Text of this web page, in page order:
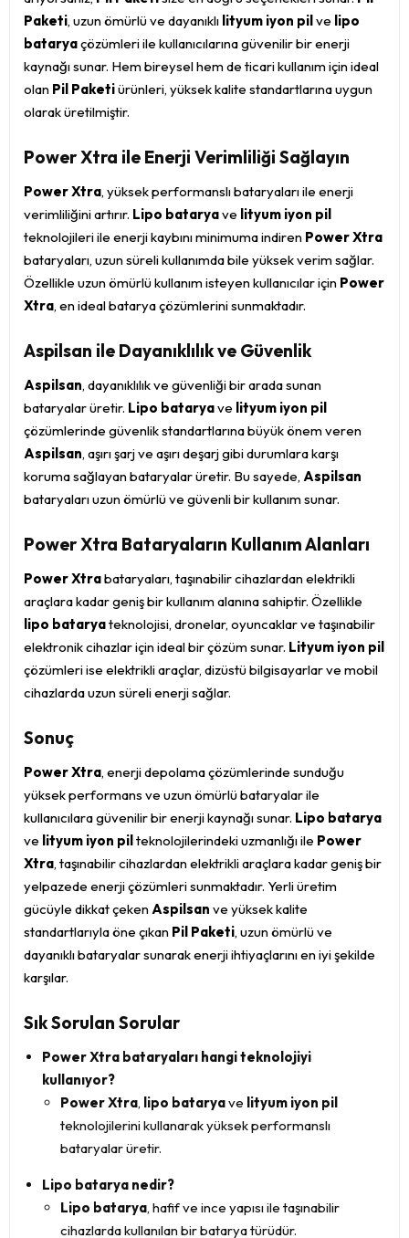
Paketi, uzun ömürlü ve dayanıklı lityum iyon pilve lipo
bataryaçözümleri ile kullanıcılarına güvenilir bir enerji
kaynağı sunar. Hem bireysel hem de ticari kullanım için ideal
olan Pil Paketiürünleri, yüksek kalite standartlarına uygun
olarak üretilmiştir.
Power Xtra ile Enerji Verimliliği Sağlayın
Power Xtra, yüksek performanslı bataryaları ile enerji
verimliliğini artırır. Lipo bataryave lityum iyon pil
teknolojileri ile enerji kaybını minimuma indiren Power Xtra
bataryaları, uzun süreli kullanımda bile yüksek verim sağlar.
Özellikle uzun ömürlü kullanım isteyen kullanıcılar için Power
Xtra, en ideal batarya çözümlerini sunmaktadır.
Aspilsan ile Dayanıklılık ve Güvenlik
Aspilsan, dayanıklılık ve güvenliği bir arada sunan
bataryalar üretir. Lipo bataryave lityum iyon pil
çözümlerinde güvenlik standartlarına büyük önem veren
Aspilsan, aşırı şarj ve aşırı deşarj gibi durumlara karşı
koruma sağlayan bataryalar üretir. Bu sayede, Aspilsan
bataryaları uzun ömürlü ve güvenli bir kullanım sunar.
Power Xtra Bataryaların Kullanım Alanları
Power Xtrabataryaları, taşınabilir cihazlardan elektrikli
araçlara kadar geniş bir kullanım alanına sahiptir. Özellikle
lipo bataryateknolojisi, dronelar, oyuncaklar ve taşınabilir
elektronik cihazlar için ideal bir çözüm sunar. Lityum iyon pil
çözümleri ise elektrikli araçlar, dizüstü bilgisayarlar ve mobil
cihazlarda uzun süreli enerji sağlar.
Sonuç
Power Xtra, enerji depolama çözümlerinde sunduğu
yüksek performans ve uzun ömürlü bataryalar ile
kullanıcılara güvenilir bir enerji kaynağı sunar. Lipo batarya
ve lityum iyon pilteknolojilerindeki uzmanlığı ile Power
Xtra, taşınabilir cihazlardan elektrikli araçlara kadar geniş bir
yelpazede enerji çözümleri sunmaktadır. Yerli üretim
gücüyle dikkat çekenAspilsan ve yüksek kalite
standartlarıyla öne çıkan Pil Paketi, uzun ömürlü ve
dayanıklı bataryalar sunarak enerji ihtiyaçlarını en iyi şekilde
karşılar.
Sık Sorulan Sorular
Power Xtra bataryaları hangi teknolojiyi
kullanıyor?
Power Xtra, lipo bataryave lityum iyon pil
teknolojilerini kullanarak yüksek performanslı
bataryalar üretir.
Lipo batarya nedir?
Lipo batarya, hafif ve ince yapısı ile taşınabilir
cihazlarda kullanılan bir batarya türüdür.